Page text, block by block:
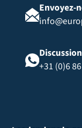
Envoyez-
+31 (0)6